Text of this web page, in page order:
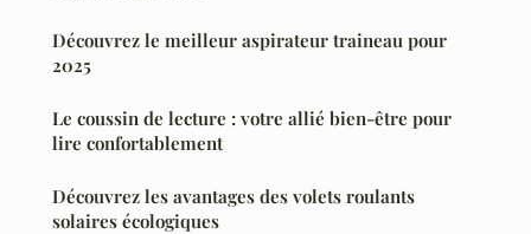
Découvrez le meilleur aspirateur traineau pour
2025
Le coussin de lecture : votre allié bien-être pour
lire confortablement
Découvrez les avantages des volets roulants
solaires écologiques